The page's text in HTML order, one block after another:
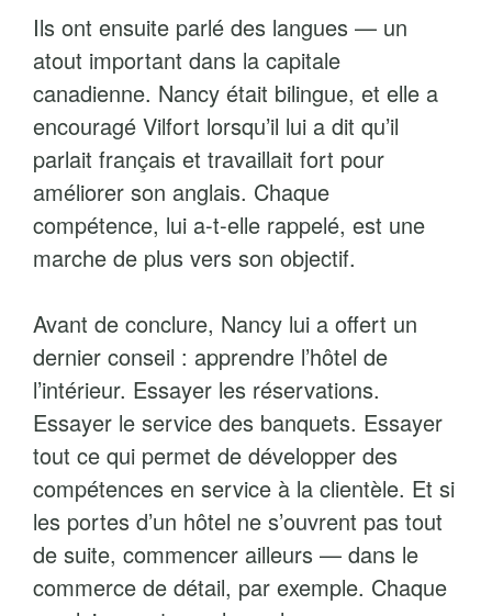
Ils ont ensuite parlé des langues — un
atout important dans la capitale
canadienne. Nancy était bilingue, et elle a
encouragé Vilfort lorsqu’il lui a dit qu’il
parlait français et travaillait fort pour
améliorer son anglais. Chaque
compétence, lui a-t-elle rappelé, est une
marche de plus vers son objectif.
Avant de conclure, Nancy lui a offert un
dernier conseil : apprendre l’hôtel de
l’intérieur. Essayer les réservations.
Essayer le service des banquets. Essayer
tout ce qui permet de développer des
compétences en service à la clientèle. Et si
les portes d’un hôtel ne s’ouvrent pas tout
de suite, commencer ailleurs — dans le
commerce de détail, par exemple. Chaque